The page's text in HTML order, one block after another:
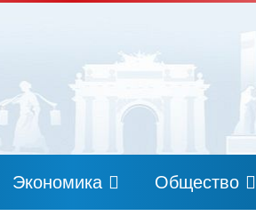
Экономика Общество